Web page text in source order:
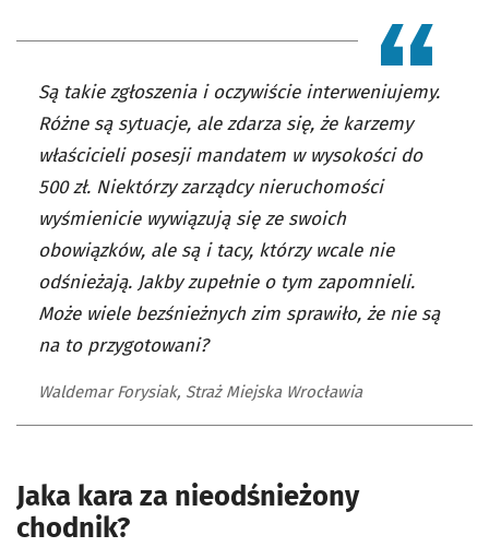
Są takie zgłoszenia i oczywiście interweniujemy.
Różne są sytuacje, ale zdarza się, że karzemy
właścicieli posesji mandatem w wysokości do
500 zł. Niektórzy zarządcy nieruchomości
wyśmienicie wywiązują się ze swoich
obowiązków, ale są i tacy, którzy wcale nie
odśnieżają. Jakby zupełnie o tym zapomnieli.
Może wiele bezśnieżnych zim sprawiło, że nie są
na to przygotowani?
Waldemar Forysiak, Straż Miejska Wrocławia
Jaka kara za nieodśnieżony
chodnik?